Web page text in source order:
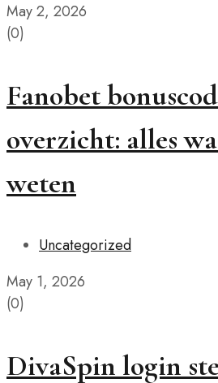
May 2, 2026
(0)
Fanobet
overzicht: alles
weten
Uncategorized
May 1, 2026
(0)
DivaSpin login